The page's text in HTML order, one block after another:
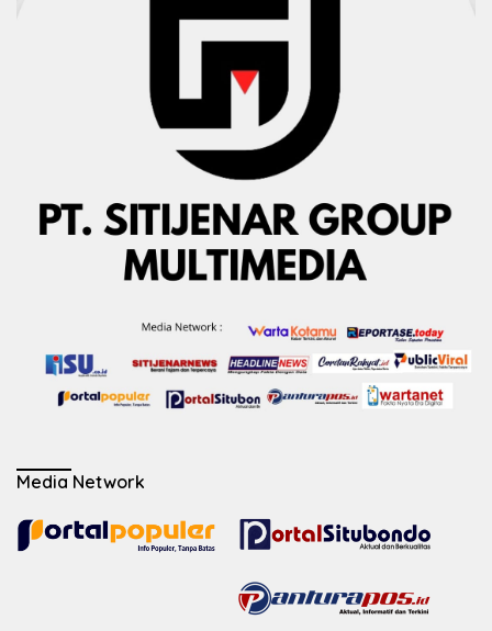
Media Network